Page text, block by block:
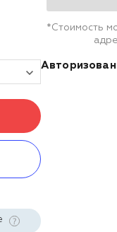
*Стоимость